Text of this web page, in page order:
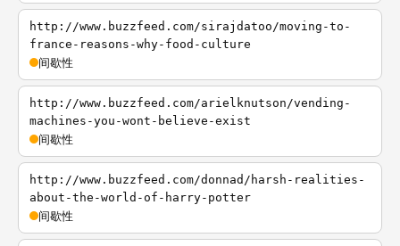
http://www.buzzfeed.com/sirajdatoo/moving-to-
france-reasons-why-food-culture
间歇性
http://www.buzzfeed.com/arielknutson/vending-
machines-you-wont-believe-exist
间歇性
http://www.buzzfeed.com/donnad/harsh-realities-
about-the-world-of-harry-potter
间歇性